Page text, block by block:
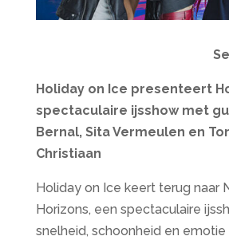
Holiday on Ice presenteert
spectaculaire ijsshow met
Bernal, Sita Vermeulen en
Christiaan
Holiday on Ice keert terug naar
Horizons, een spectaculaire
snelheid, schoonheid en